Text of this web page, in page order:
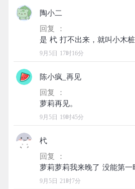
陶小二
回复 ：
9月5日 17时16分
陈小疯_再见
回复 ：
9月5日 19时45分
杙
回复 ：
9月5日 21时7分